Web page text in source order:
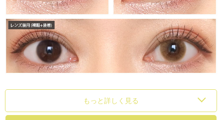
もっと詳しく見る